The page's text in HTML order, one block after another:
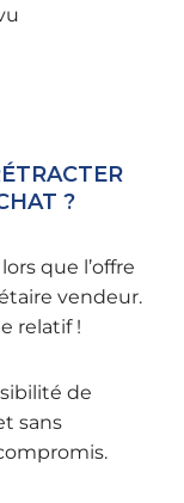
?
que l’offre
vendeur.
relatif !
de
sans